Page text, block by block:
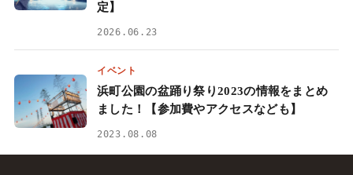
定】
2026.06.23
イベント
浜町公園の盆踊り祭り2023の情報をまとめ
ました！【参加費やアクセスなども】
2023.08.08